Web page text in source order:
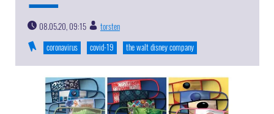
08.05.20, 09:15
torsten
coronavirus
covid-19 the walt disney company